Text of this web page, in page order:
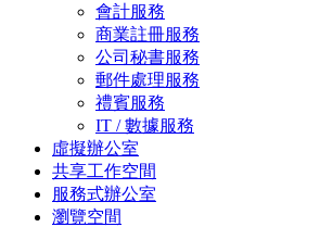
會計服務
商業註冊服務
公司秘書服務
郵件處理服務
禮賓服務
IT / 數據服務
虛擬辦公室
共享工作空間
服務式辦公室
瀏覽空間